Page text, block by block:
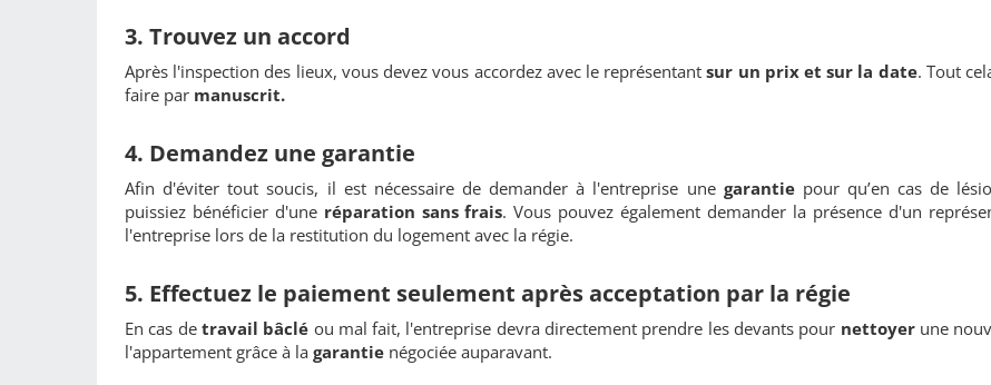
3. Trouvez un accord
Après l'inspection des lieux, vous devez vous accordez avec le représentantsur un prix et sur la date. Tout
faire par manuscrit.
4. Demandez une garantie
Afin d'éviter tout soucis, il est nécessaire de demander à l'entreprise une garantie pour qu’en cas de
puissiez bénéficier d'une réparation sans frais. Vous pouvez également demander la présence d'un
l'entreprise lors de la restitution du logement avec la régie.
5. Effectuez le paiement seulement après acceptation par la régie
En cas de travail bâclé ou mal fait, l'entreprise devra directement prendre les devants pour nettoyer une
l'appartement grâce à la garantie négociée auparavant.